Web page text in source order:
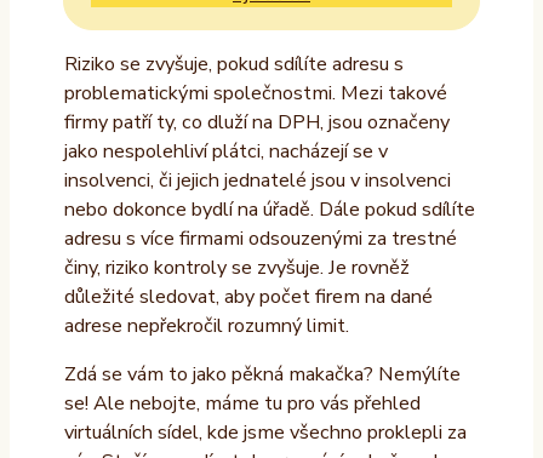
Riziko se zvyšuje, pokud sdílíte adresu s
problematickými společnostmi. Mezi takové
firmy patří ty, co dluží na DPH, jsou označeny
jako nespolehliví plátci, nacházejí se v
insolvenci, či jejich jednatelé jsou v insolvenci
nebo dokonce bydlí na úřadě. Dále pokud sdílíte
adresu s více firmami odsouzenými za trestné
činy, riziko kontroly se zvyšuje. Je rovněž
důležité sledovat, aby počet firem na dané
adrese nepřekročil rozumný limit.
Zdá se vám to jako pěkná makačka? Nemýlíte
se! Ale nebojte, máme tu pro vás přehled
virtuálních sídel, kde jsme všechno proklepli za